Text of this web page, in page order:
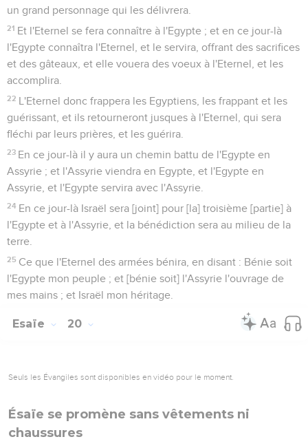
un grand personnage qui les délivrera.
21 Et l'Eternel se fera connaître à l'Egypte ; et en ce jour-là
l'Egypte connaîtra l'Eternel, et le servira, offrant des sacrifices
et des gâteaux, et elle vouera des voeux à l'Eternel, et les
accomplira.
22 L'Eternel donc frappera les Egyptiens, les frappant et les
guérissant, et ils retourneront jusques à l'Eternel, qui sera
fléchi par leurs prières, et les guérira.
23 En ce jour-là il y aura un chemin battu de l'Egypte en
Assyrie ; et l'Assyrie viendra en Egypte, et l'Egypte en
Assyrie, et l'Egypte servira avec l'Assyrie.
24 En ce jour-là Israël sera [joint] pour [la] troisième [partie] à
l'Egypte et à l'Assyrie, et la bénédiction sera au milieu de la
terre.
25 Ce que l'Eternel des armées bénira, en disant : Bénie soit
l'Egypte mon peuple ; et [bénie soit] l'Assyrie l'ouvrage de
mes mains ; et Israël mon héritage.
Esaïe 20
Seuls les Évangiles sont disponibles en vidéo pour le moment.
Ésaïe se promène sans vêtements ni
chaussures